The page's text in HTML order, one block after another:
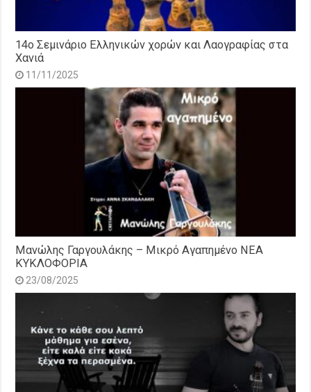
14o Σεμινάριο Ελληνικών χορών και Λαογραφίας στα
Χανιά
11/11/2025
Μανώλης Γαργουλάκης – Μικρό Αγαπημένο NEΑ
ΚΥΚΛΟΦΟΡΙΑ
23/08/2025